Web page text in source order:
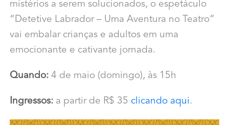
mistérios a serem solucionados, o espetáculo
“Detetive Labrador – Uma Aventura no Teatro”
vai embalar crianças e adultos em uma
emocionante e cativante jornada.
Quando:4 de maio (domingo), às 15h
Ingressos:a partir de R$ 35 clicando aqui .